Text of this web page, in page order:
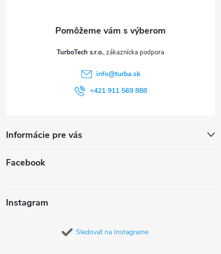
TurboTech s.r.o.
info@turba.sk
+421 911 569 888
Informácie pre vás
Facebook
Instagram
Sledovať na Instagrame